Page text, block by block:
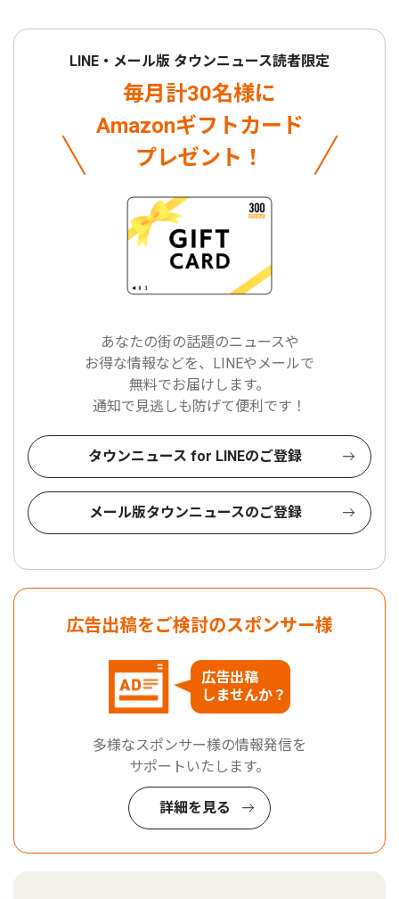
LINE・メール版 タウンニュース読者限定
毎月計30名様に
Amazonギフトカード
プレゼント！
あなたの街の話題のニュースや
お得な情報などを、LINEやメールで
無料でお届けします。
通知で見逃しも防げて便利です！
タウンニュース for LINEのご登録
メール版タウンニュースのご登録
広告出稿をご検討のスポンサー様
広告出稿
しませんか？
多様なスポンサー様の情報発信を
サポートいたします。
詳細を見る